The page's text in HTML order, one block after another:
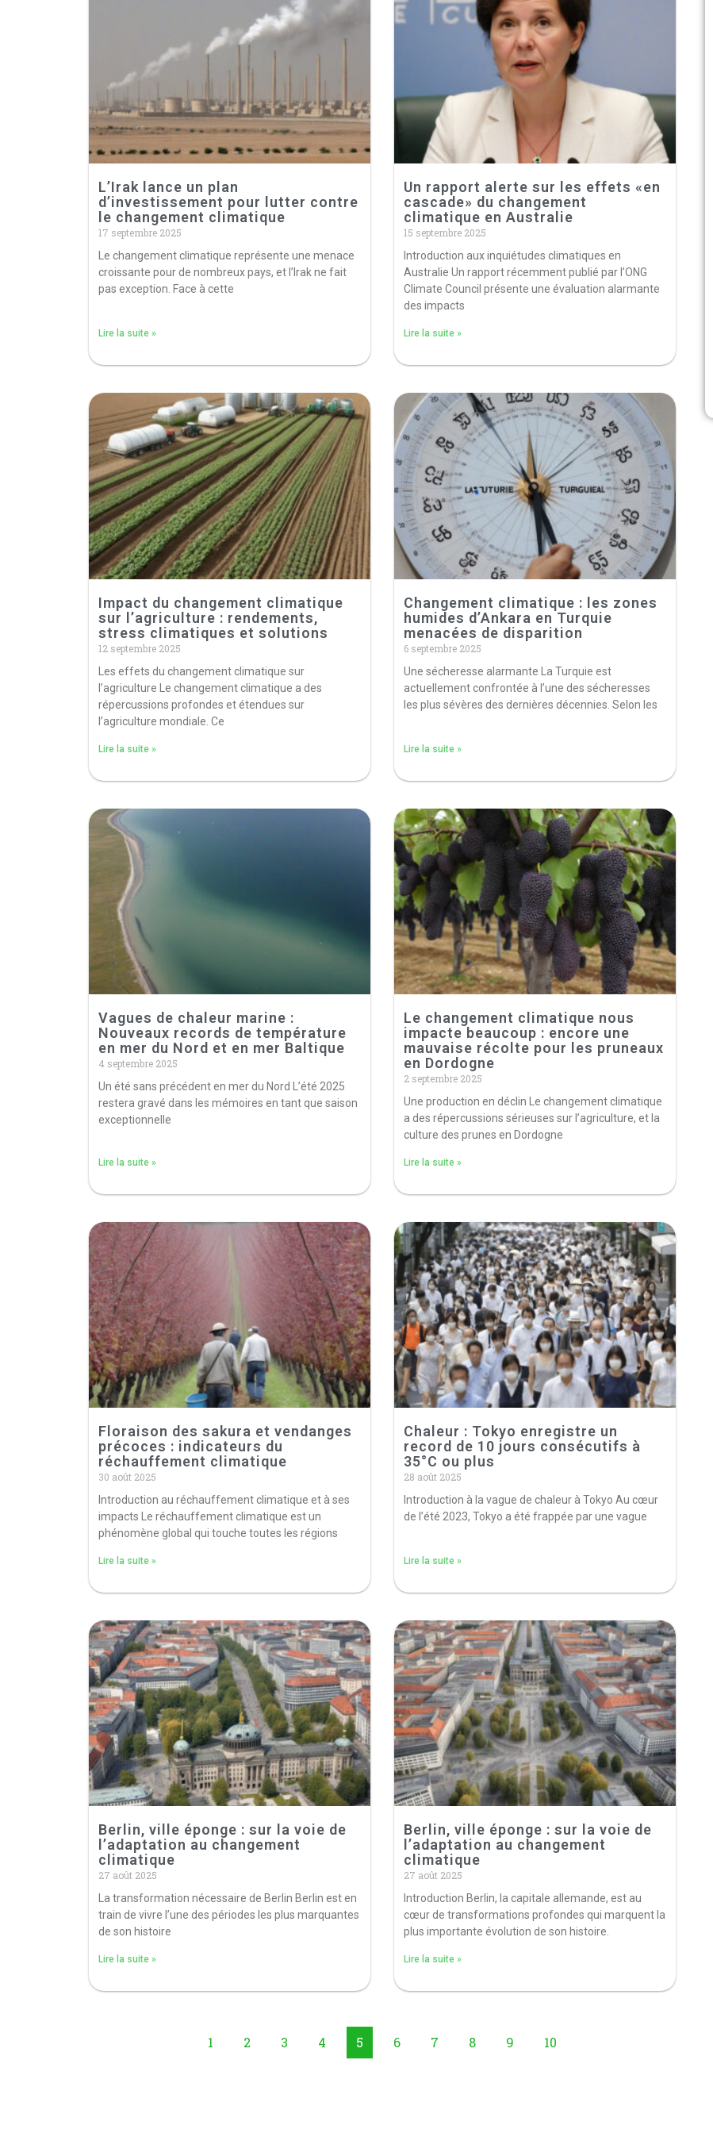
L’Irak lance un plan
d’investissement pour lutter contre
le changement climatique
17 septembre 2025
Le changement climatique représente une menace
croissante pour de nombreux pays, et l’Irak ne fait
pas exception. Face à cette
Lire la suite »
Un rapport alerte sur les effets «en
cascade» du changement
climatique en Australie
15 septembre 2025
Introduction aux inquiétudes climatiques en
Australie Un rapport récemment publié par l’ONG
Climate Council présente une évaluation alarmante
des impacts
Lire la suite »
Impact du changement climatique
sur l’agriculture : rendements,
stress climatiques et solutions
12 septembre 2025
Les effets du changement climatique sur
l’agriculture Le changement climatique a des
répercussions profondes et étendues sur
l’agriculture mondiale. Ce
Lire la suite »
Changement climatique : les zones
humides d’Ankara en Turquie
menacées de disparition
6 septembre 2025
Une sécheresse alarmante La Turquie est
actuellement confrontée à l’une des sécheresses
les plus sévères des dernières décennies. Selon les
Lire la suite »
Vagues de chaleur marine :
Nouveaux records de température
en mer du Nord et en mer Baltique
4 septembre 2025
Un été sans précédent en mer du Nord L’été 2025
restera gravé dans les mémoires en tant que saison
exceptionnelle
Lire la suite »
Le changement climatique nous
impacte beaucoup : encore une
mauvaise récolte pour les pruneaux
en Dordogne
2 septembre 2025
Une production en déclin Le changement climatique
a des répercussions sérieuses sur l’agriculture, et la
culture des prunes en Dordogne
Lire la suite »
Floraison des sakura et vendanges
précoces : indicateurs du
réchauffement climatique
30 août 2025
Introduction au réchauffement climatique et à ses
impacts Le réchauffement climatique est un
phénomène global qui touche toutes les régions
Lire la suite »
Chaleur : Tokyo enregistre un
record de 10 jours consécutifs à
35°C ou plus
28 août 2025
Introduction à la vague de chaleur à Tokyo Au cœur
de l’été 2023, Tokyo a été frappée par une vague
Lire la suite »
Berlin, ville éponge : sur la voie de
l’adaptation au changement
climatique
27 août 2025
La transformation nécessaire de Berlin Berlin est en
train de vivre l’une des périodes les plus marquantes
de son histoire
Lire la suite »
Berlin, ville éponge : sur la voie de
l’adaptation au changement
climatique
27 août 2025
Introduction Berlin, la capitale allemande, est au
cœur de transformations profondes qui marquent la
plus importante évolution de son histoire.
Lire la suite »
1 2 3 4 5 6 7 8 9 10